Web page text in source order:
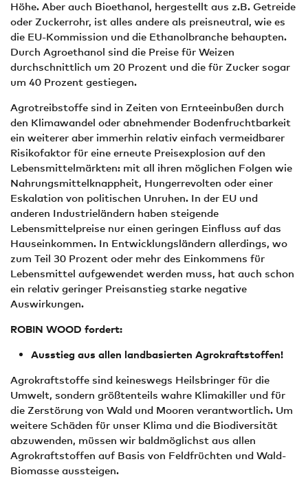
Höhe. Aber auch Bioethanol, hergestellt aus z.B. Getreide
oder Zuckerrohr, ist alles andere als preisneutral, wie es
die EU-Kommission und die Ethanolbranche behaupten.
Durch Agroethanol sind die Preise für Weizen
durchschnittlich um 20 Prozent und die für Zucker sogar
um 40 Prozent gestiegen.
Agrotreibstoffe sind in Zeiten von Ernteeinbußen durch
den Klimawandel oder abnehmender Bodenfruchtbarkeit
ein weiterer aber immerhin relativ einfach vermeidbarer
Risikofaktor für eine erneute Preisexplosion auf den
Lebensmittelmärkten: mit all ihren möglichen Folgen wie
Nahrungsmittelknappheit, Hungerrevolten oder einer
Eskalation von politischen Unruhen. In der EU und
anderen Industrieländern haben steigende
Lebensmittelpreise nur einen geringen Einfluss auf das
Hauseinkommen. In Entwicklungsländern allerdings, wo
zum Teil 30 Prozent oder mehr des Einkommens für
Lebensmittel aufgewendet werden muss, hat auch schon
ein relativ geringer Preisanstieg starke negative
Auswirkungen.
ROBIN WOOD fordert:
Ausstieg aus allen landbasierten Agrokraftstoffen!
Agrokraftstoffe sind keineswegs Heilsbringer für die
Umwelt, sondern größtenteils wahre Klimakiller und für
die Zerstörung von Wald und Mooren verantwortlich. Um
weitere Schäden für unser Klima und die Biodiversität
abzuwenden, müssen wir baldmöglichst aus allen
Agrokraftstoffen auf Basis von Feldfrüchten und Wald-
Biomasse aussteigen.